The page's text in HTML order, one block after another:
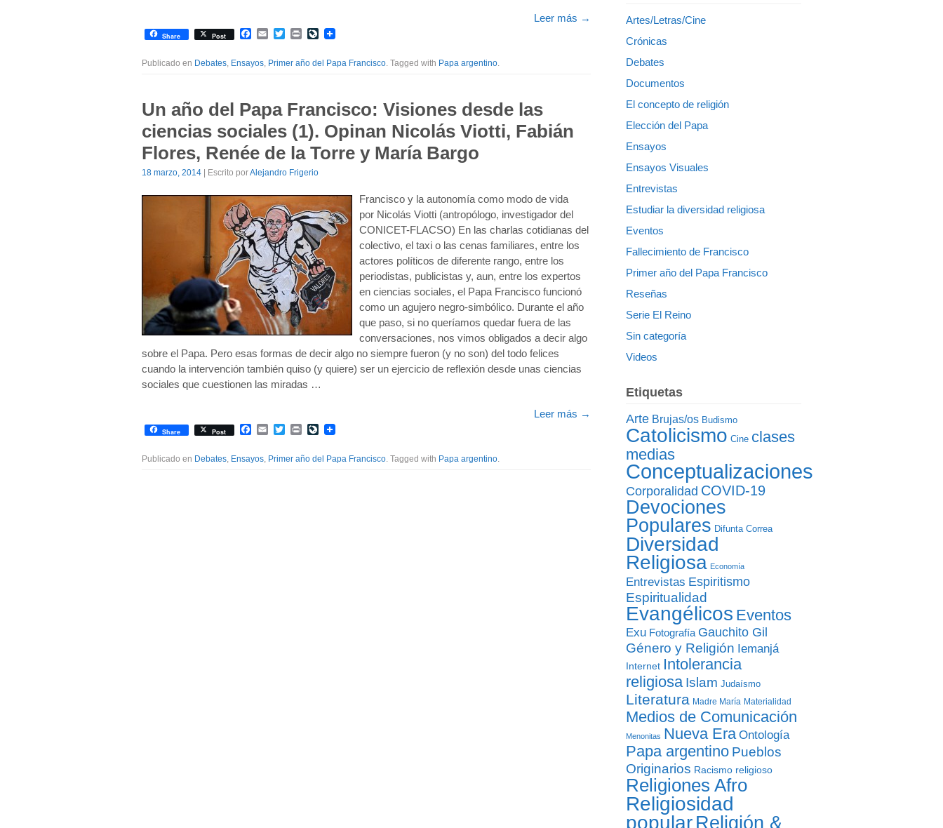
Leer más →
Share Post Facebook
EmailTwitterPrintLiveJournal
Publicado en Debates, Ensayos, Primer año del Papa Francisco. Tagged with Papa argentino.
Un año del Papa Francisco: Visiones desde las
ciencias sociales (1). Opinan Nicolás Viotti, Fabián
Flores, Renée de la Torre y María Bargo
18 marzo, 2014 | Escrito porAlejandro Frigerio
Francisco y la autonomía como modo de vida
por Nicolás Viotti (antropólogo, investigador del
CONICET-FLACSO) En las charlas cotidianas del
colectivo, el taxi o las cenas familiares, entre los
actores políticos de diferente rango, entre los
periodistas, publicistas y, aun, entre los expertos
en ciencias sociales, el Papa Francisco funcionó
como un agujero negro-simbólico. Durante el año
que paso, si no queríamos quedar fuera de las
conversaciones, nos vimos obligados a decir algo
sobre el Papa. Pero esas formas de decir algo no siempre fueron (y no son) del todo felices
cuando la intervención también quiso (y quiere) ser un ejercicio de reflexión desde unas ciencias
sociales que cuestionen las miradas …
Leer más →
Share Post Facebook
EmailTwitterPrintLiveJournal
Publicado en Debates, Ensayos, Primer año del Papa Francisco. Tagged with Papa argentino.
Artes/Letras/Cine
Crónicas
Debates
Documentos
El concepto de religión
Elección del Papa
Ensayos
Ensayos Visuales
Entrevistas
Estudiar la diversidad religiosa
Eventos
Fallecimiento de Francisco
Primer año del Papa Francisco
Reseñas
Serie El Reino
Sin categoría
Videos
Etiquetas
Arte Brujas/os Budismo
Catolicismo Cine clases
medias
Conceptualizaciones
Corporalidad COVID-19
Devociones
Populares Difunta Correa
Diversidad
Religiosa Economía
Entrevistas Espiritismo
Espiritualidad
Evangélicos Eventos
Exu Fotografía Gauchito Gil
Género y Religión Iemanjá
Internet Intolerancia
religiosa Islam Judaísmo
Literatura Madre María Materialidad
Medios de Comunicación
Menonitas Nueva Era Ontología
Papa argentino Pueblos
Originarios Racismo religioso
Religiones Afro
Religiosidad
popular Religión &